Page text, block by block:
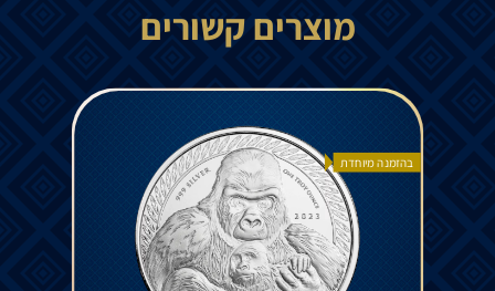
מוצרים קשורים
בהזמנה מיוחדת